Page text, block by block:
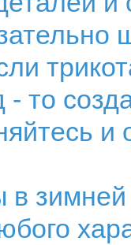
то
и
зимней